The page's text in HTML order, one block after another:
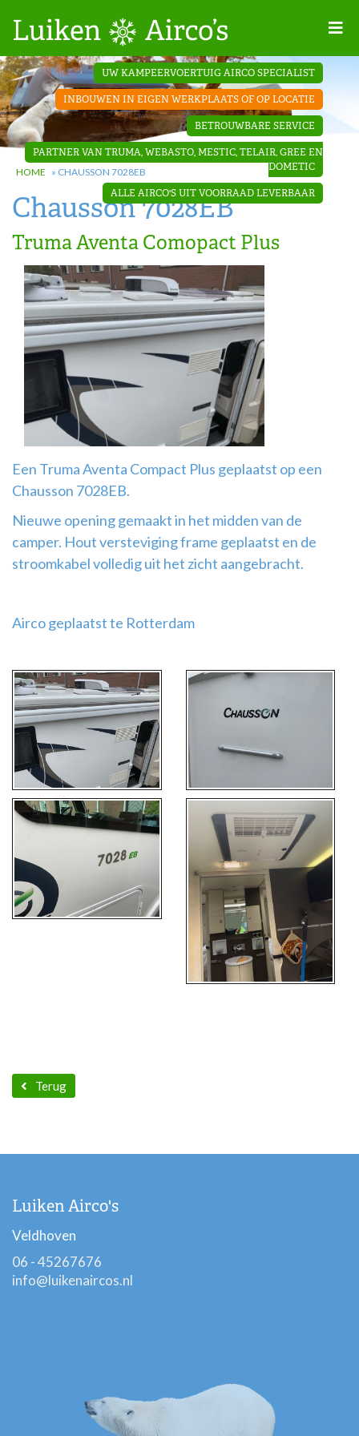
Projecten
Contact
Dakopbouw
airco’s
‘Onder de
bank’ airco’s
‘Teleco
Ultra
Comfort ‘
airco
UW KAMPEERVOERTUIG AIRCO SPECIALIST
INBOUWEN IN EIGEN WERKPLAATS OF OP LOCATIE
BETROUWBARE SERVICE
PARTNER VAN TRUMA, WEBASTO, MESTIC, TELAIR, GREE EN
DOMETIC
ALLE AIRCO'S UIT VOORRAAD LEVERBAAR
HOME » CHAUSSON 7028EB
Chausson 7028EB
Truma Aventa Comopact Plus
Een Truma Aventa Compact Plus geplaatst op een
Chausson 7028EB.
Nieuwe opening gemaakt in het midden van de
camper. Hout versteviging frame geplaatst en de
stroomkabel volledig uit het zicht aangebracht.
Airco geplaatst te Rotterdam
Terug
Luiken Airco's
Veldhoven
06 - 45267676
info@luikenaircos.nl